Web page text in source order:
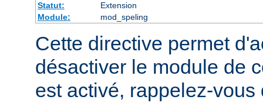
Statut:
Extension
Module:
mod_speling
Cette directive permet
désactiver le module de
est activé, rappelez-vous